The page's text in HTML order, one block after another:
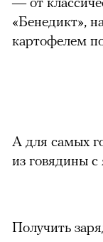
«Бенедикт»,
картофелем
А для самых
из говядины
Получить